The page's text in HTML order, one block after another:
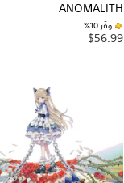
ANOMALITH
وفّر 10%‏
$56.99